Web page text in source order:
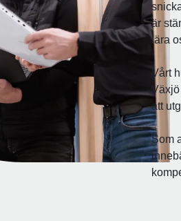
är
lära
Vårt
att
Som